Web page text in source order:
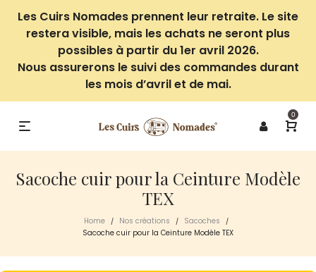
Les Cuirs Nomades prennent leur retraite. Le site
restera visible, mais les achats ne seront plus
possibles à partir du 1er avril 2026.
Nous assurerons le suivi des commandes durant
les mois d’avril et de mai.
0
Sacoche cuir pour la Ceinture Modèle
TEX
Home / Nos créations / Sacoches /
Sacoche cuir pour la Ceinture Modèle TEX